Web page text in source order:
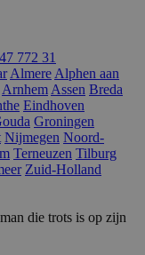
772 31
Almere Alphen aan
Arnhem Assen Breda
Eindhoven
Groningen
Nijmegen Noord-
Terneuzen Tilburg
Zuid-Holland
die trots is op zijn
Sessie